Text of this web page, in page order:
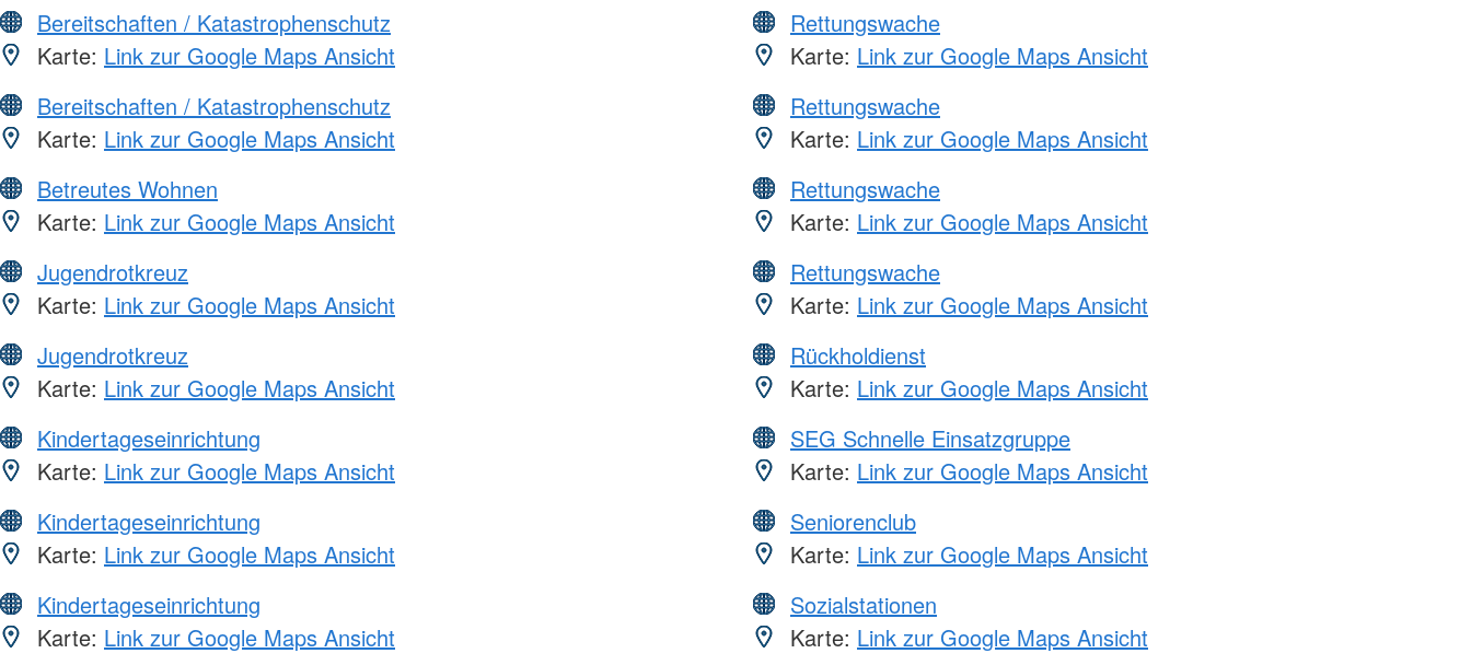
Bereitschaften / Katastrophenschutz
Karte: Link zur Google Maps Ansicht
Bereitschaften / Katastrophenschutz
Karte: Link zur Google Maps Ansicht
Betreutes Wohnen
Karte: Link zur Google Maps Ansicht
Jugendrotkreuz
Karte: Link zur Google Maps Ansicht
Jugendrotkreuz
Karte: Link zur Google Maps Ansicht
Kindertageseinrichtung
Karte: Link zur Google Maps Ansicht
Kindertageseinrichtung
Karte: Link zur Google Maps Ansicht
Kindertageseinrichtung
Karte: Link zur Google Maps Ansicht
Rettungswache
Karte: Link zur Google Maps Ansicht
Rettungswache
Karte: Link zur Google Maps Ansicht
Rettungswache
Karte: Link zur Google Maps Ansicht
Rettungswache
Karte: Link zur Google Maps Ansicht
Rückholdienst
Karte: Link zur Google Maps Ansicht
SEG Schnelle Einsatzgruppe
Karte: Link zur Google Maps Ansicht
Seniorenclub
Karte: Link zur Google Maps Ansicht
Sozialstationen
Karte: Link zur Google Maps Ansicht